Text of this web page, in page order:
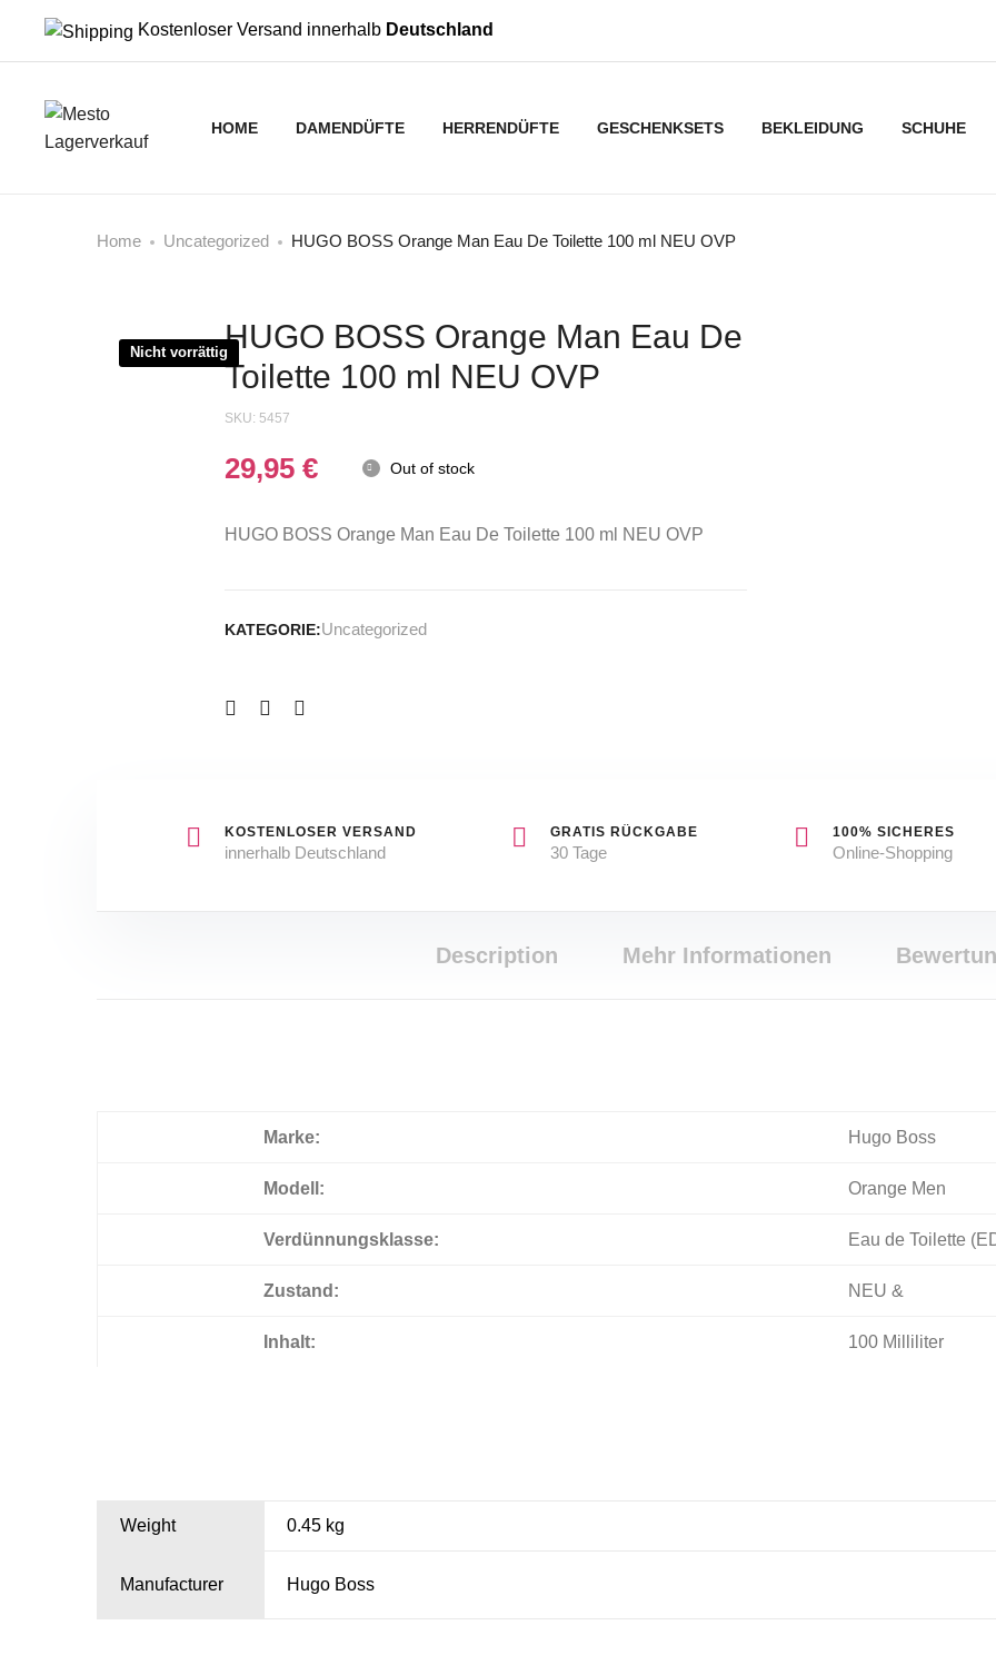
Kostenloser Versand innerhalb Deutschland
HOME DAMENDÜFTE HERRENDÜFTE GESCHENKSETS BEKLEIDUNG SCHUHE
Home Uncategorized HUGO BOSS Orange Man Eau De Toilette 100 ml NEU OVP
Nicht vorrättigHUGO BOSS Orange Man Eau De
Toilette 100 ml NEU OVP
SKU: 5457
29,95 € Out of stock
HUGO BOSS Orange Man Eau De Toilette 100 ml NEU OVP
KATEGORIE:Uncategorized
KOSTENLOSER VERSAND
innerhalb Deutschland
GRATIS RÜCKGABE
30 Tage
100% SICHERES
Online-Shopping
Description Mehr Informationen
Marke: Hugo Boss
Modell: Orange Men
Verdünnungsklasse: Eau de Toilette
Zustand: NEU &
Inhalt: 100 Milliliter
Weight 0.45 kg
Manufacturer Hugo Boss